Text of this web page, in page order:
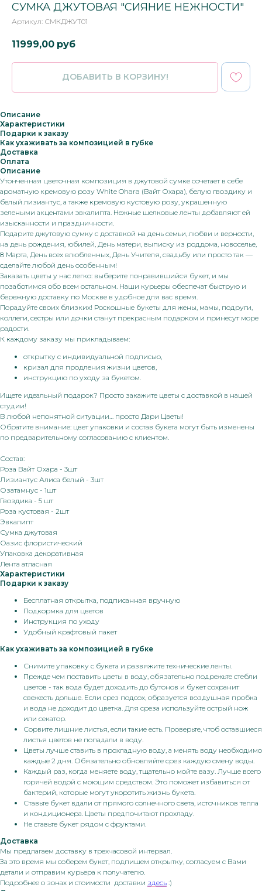
СУМКА ДЖУТОВАЯ "СИЯНИЕ НЕЖНОСТИ"
Артикул: СМКДЖУТ01
11999,00 руб
ДОБАВИТЬ В КОРЗИНУ!
Описание
Характеристики
Подарки к заказу
Как ухаживать за композицией в губке
Доставка
Оплата
Описание
Утонченная цветочная композиция в джутовой сумке сочетает в себе
ароматную кремовую розу White Ohara (Вайт Охара), белую гвоздику и
белый лизиантус, а также кремовую кустовую розу, украшенную
зелеными акцентами эвкалипта. Нежные шелковые ленты добавляют ей
изысканности и праздничности.
Подарите джутовую сумку с доставкой на день семьи, любви и верности,
на день рождения, юбилей, День матери, выписку из роддома, новоселье,
8 Марта, День всех влюбленных, День Учителя, свадьбу или просто так —
сделайте любой день особенным!
Заказать цветы у нас легко: выберите понравившийся букет, и мы
позаботимся обо всем остальном. Наши курьеры обеспечат быструю и
бережную доставку по Москве в удобное для вас время.
Порадуйте своих близких! Роскошные букеты для жены, мамы, подруги,
коллеги, сестры или дочки станут прекрасным подарком и принесут море
радости.
К каждому заказу мы прикладываем:
открытку с индивидуальной подписью,
кризал для продления жизни цветов,
инструкцию по уходу за букетом.
Ищете идеальный подарок? Просто закажите цветы с доставкой в нашей
студии!
В любой непонятной ситуации… просто Дари Цветы!
Обратите внимание: цвет упаковки и состав букета могут быть изменены
по предварительному согласованию с клиентом.
Состав:
Роза Вайт Охара - 3шт
Лизиантус Алиса белый - 3шт
Озатамнус - 1шт
Гвоздика - 5 шт
Роза кустовая - 2шт
Эвкалипт
Сумка джутовая
Оазис флористический
Упаковка декоративная
Лента атласная
Характеристики
Подарки к заказу
Бесплатная открытка, подписанная вручную
Подкормка для цветов
Инструкция по уходу
Удобный крафтовый пакет
Как ухаживать за композицией в губке
Снимите упаковку с букета и развяжите технические ленты.
Прежде чем поставить цветы в воду, обязательно подрежьте стебли
цветов - так вода будет доходить до бутонов и букет сохранит
свежесть дольше. Если срез подсох, образуется воздушная пробка
и вода не доходит до цветка. Для среза используйте острый нож
или секатор.
Сорвите лишние листья, если такие есть. Проверьте, чтоб оставшиеся
листья цветов не попадали в воду.
Цветы лучше ставить в прохладную воду, а менять воду необходимо
каждые 2 дня. Обязательно обновляйте срез каждую смену воды.
Каждый раз, когда меняете воду, тщательно мойте вазу. Лучше всего
горячей водой с моющим средством. Это поможет избавиться от
бактерий, которые могут укоротить жизнь букета.
Ставьте букет вдали от прямого солнечного света, источников тепла
и кондиционера. Цветы предпочитают прохладу.
Не ставьте букет рядом с фруктами.
Доставка
Мы предлагаем доставку в трехчасовой интервал.
За это время мы соберем букет, подпишем открытку, согласуем с Вами
детали и отправим курьера к получателю.
Подробнее о зонах и стоимости доставки здесь :)